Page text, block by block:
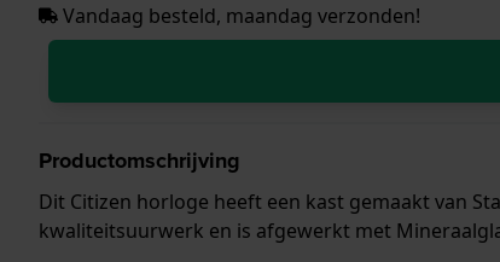
Vandaag besteld, maandag verzonden!
Productomschrijving
Dit Citizen horloge heeft een kast gemaakt van
kwaliteitsuurwerk en is afgewerkt met